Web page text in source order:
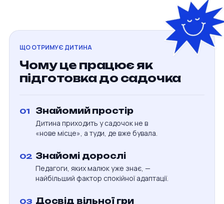
ЩО ОТРИМУЄ ДИТИНА
Чому це працює як
підготовка до садочка
01 Знайомий простір
Дитина приходить у садочок не в
«нове місце», а туди, де вже бувала.
02 Знайомі дорослі
Педагоги, яких малюк уже знає, —
найбільший фактор спокійної адаптації.
03 Досвід вільної гри